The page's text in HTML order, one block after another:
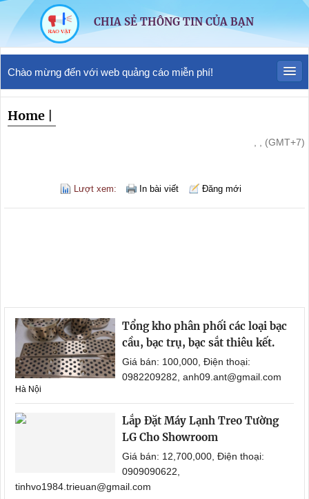
CHIA SẺ THÔNG TIN CỦA BẠN
Chào mừng đến với web quảng cáo miễn phí!
Home
, , (GMT+7)
Lượt xem: In bài viết Đăng mới
Tổng kho phân phối các loại bạc
cầu, bạc trụ, bạc sắt thiêu kết.
Giá bán: 100,000, Điện thoại:
0982209282, anh09.ant@gmail.com
Hà Nội
Lắp Đặt Máy Lạnh Treo Tường
LG Cho Showroom
Giá bán: 12,700,000, Điện thoại:
0909090622,
tinhvo1984.trieuan@gmail.com